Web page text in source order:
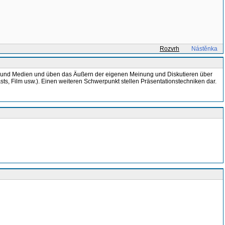
Rozvrh
Nástěnka
Medien und üben das Äußern der eigenen Meinung und Diskutieren über
Film usw.). Einen weiteren Schwerpunkt stellen Präsentationstechniken dar.